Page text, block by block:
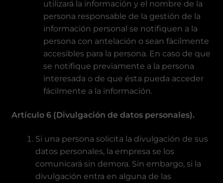
utilizará la información y el nombre de la
persona responsable de la gestión de la
información personal se notifiquen a la
persona con antelación o sean fácilmente
accesibles para la persona. En caso de que
se notifique previamente a la persona
interesada o de que ésta pueda acceder
fácilmente a la información.
Artículo 6 (Divulgación de datos personales).
Si una persona solicita la divulgación de sus
datos personales, la empresa se los
comunicará sin demora. Sin embargo, si la
divulgación entra en alguna de las